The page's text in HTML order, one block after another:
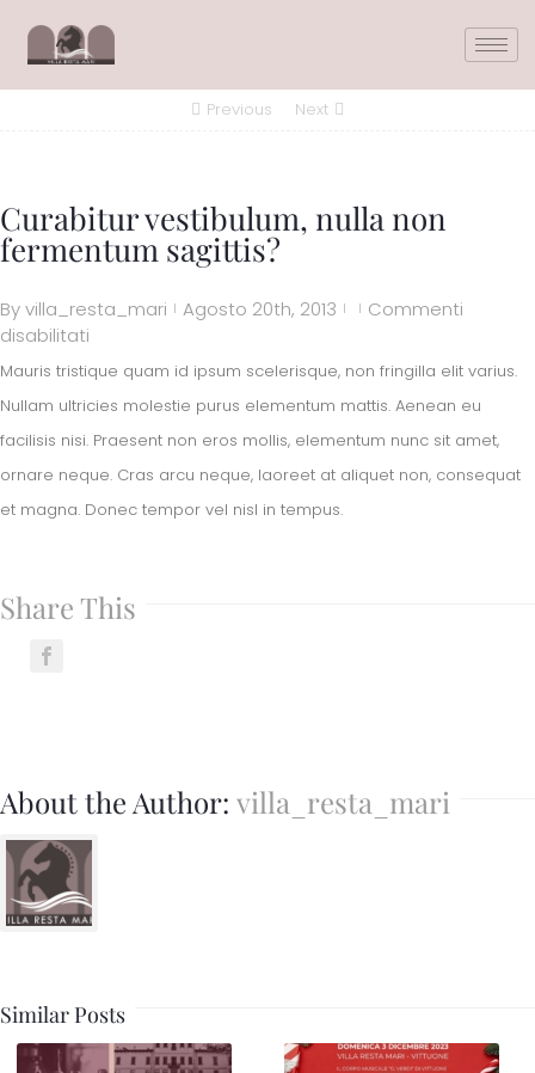
Previous Next
Curabitur vestibulum, nulla non
fermentum sagittis?
Byvilla_resta_mari | Agosto 20th, 2013 | | Commenti
disabilitati
Mauris tristique quam id ipsum scelerisque, non fringilla elit varius.
Nullam ultricies molestie purus elementum mattis. Aenean eu
facilisis nisi. Praesent non eros mollis, elementum nunc sit amet,
ornare neque. Cras arcu neque, laoreet at aliquet non, consequat
et magna. Donec tempor vel nisl in tempus.
Share This
About the Author: villa_resta_mari
Similar Posts